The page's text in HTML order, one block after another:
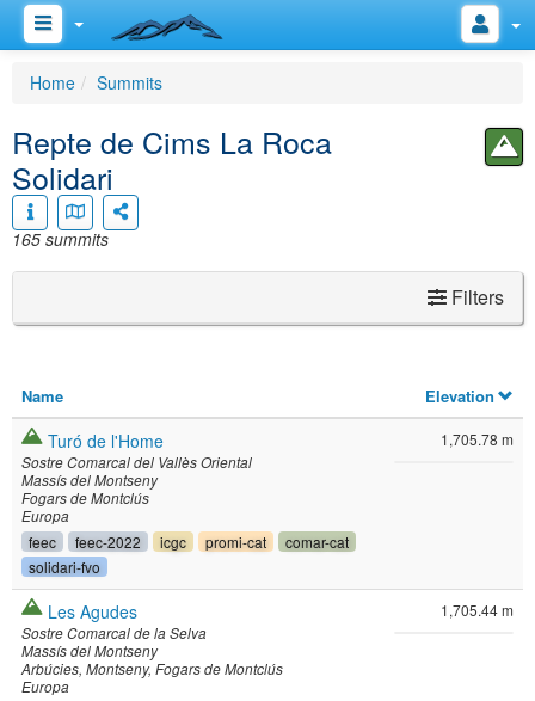
Home Summits
Repte de Cims La Roca
Solidari
165 summits
Filters
Name Elevation
Turó de l'Home
Sostre Comarcal del Vallès Oriental
Massís del Montseny
Fogars de Montclús
Europa
feec feec-2022 icgc promi-cat
comar-cat
solidari-fvo
1,705.78 m
Les Agudes
Sostre Comarcal de la Selva
Massís del Montseny
Arbúcies Montseny Fogars de Montclús
Europa
1,705.44 m